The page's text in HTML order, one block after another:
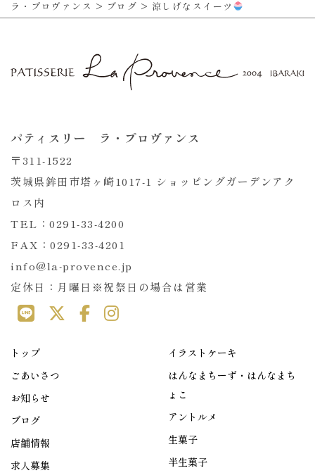
ラ・プロヴァンス > ブログ > 涼しげなスイーツ
パティスリー ラ・プロヴァンス
〒311-1522
茨城県鉾田市塔ヶ崎1017-1 ショッピングガーデンアク
ロス内
TEL：0291-33-4200
FAX：0291-33-4201
info@la-provence.jp
定休日：月曜日※祝祭日の場合は営業
トップ
ごあいさつ
お知らせ
ブログ
店舗情報
求人募集
イラストケーキ
はんなまちーず・はんなまち
ょこ
アントルメ
生菓子
半生菓子